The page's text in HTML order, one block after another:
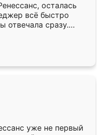
осталась
всё быстро
отвечала сразу.
подошёл к
Собрали
аккуратно, даже
уже не первый